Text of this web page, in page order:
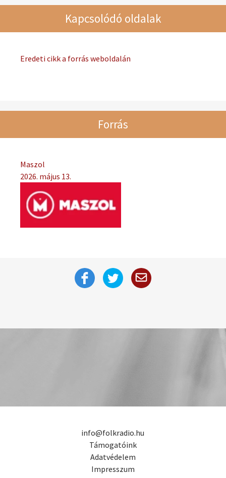
Kapcsolódó oldalak
Eredeti cikk a forrás weboldalán
Forrás
Maszol
2026. május 13.
info@folkradio.hu
Támogatóink
Adatvédelem
Impresszum